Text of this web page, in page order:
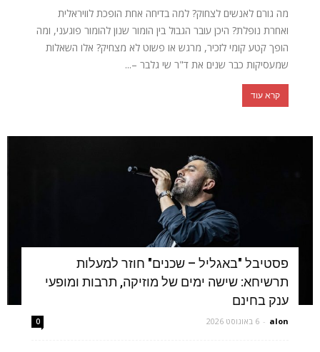
מה גורם לאנשים לצחוק? למה בדיחה אחת הופכת לוויראלית
ואחרת נופלת? היכן עובר הגבול בין הומור שנון להומור פוגעני, ומה
הופך קטע קומי לזכיר, מרגש או פשוט לא מצחיק? אלו השאלות
שמעסיקות כבר שנים את ד"ר שי גלבר –...
קרא עוד
פסטיבל "באגליל – שכנים" חוזר למעלות
תרשיחא: שישה ימים של מוזיקה, תרבות ומופעי
ענק בחינם
alon
- 6 באוגוסט 2026 0